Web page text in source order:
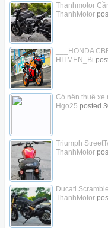
Thanhmotor
ThanhMotor
___HONDA
HITMEN_Bi
Có nên thuê xe
Hgo25 posted
Triumph
ThanhMotor
Ducati
ThanhMotor